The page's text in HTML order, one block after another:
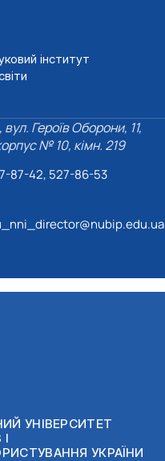
інститут
вул. Героїв Оборони, 11,
№ 10, кімн. 219
87-42, 527-86-53
УНІВЕРСИТЕТ
УКРАЇНИ